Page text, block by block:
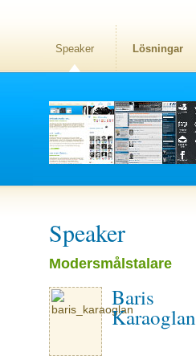
Speaker Lösningar
Speaker
Modersmålstalare
Baris
Karaoglan